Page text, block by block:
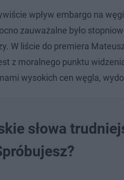
wpływ embargo na
zauważalne było
W liście do premiera
z moralnego punktu
wysokich cen węgla,
słowa